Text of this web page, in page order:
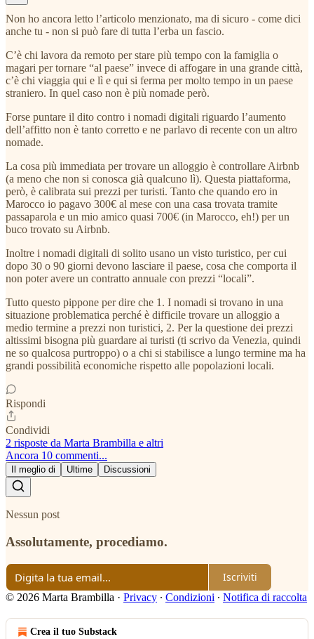
Non ho ancora letto l’articolo menzionato, ma di sicuro - come dici
anche tu - non si può fare di tutta l’erba un fascio.
C’è chi lavora da remoto per stare più tempo con la famiglia o
magari per tornare “al paese” invece di affogare in una grande città,
c’è chi viaggia qui e lì e qui si ferma per molto tempo in un paese
straniero. In quel caso non è più nomade però.
Forse puntare il dito contro i nomadi digitali riguardo l’aumento
dell’affitto non è tanto corretto e ne parlavo di recente con un altro
nomade.
La cosa più immediata per trovare un alloggio è controllare Airbnb
(a meno che non si conosca già qualcuno lì). Questa piattaforma,
però, è calibrata sui prezzi per turisti. Tanto che quando ero in
Marocco io pagavo 300€ al mese con una casa trovata tramite
passaparola e un mio amico quasi 700€ (in Marocco, eh!) per un
buco trovato su Airbnb.
Inoltre i nomadi digitali di solito usano un visto turistico, per cui
dopo 30 o 90 giorni devono lasciare il paese, cosa che comporta il
non poter avere un contratto annuale con prezzi “locali”.
Tutto questo pippone per dire che 1. I nomadi si trovano in una
situazione problematica perché è difficile trovare un alloggio a
medio termine a prezzi non turistici, 2. Per la questione dei prezzi
altissimi bisogna più guardare ai turisti (ti scrivo da Venezia, quindi
ne so qualcosa purtroppo) o a chi si stabilisce a lungo termine ma ha
grandi possibilità economiche rispetto alle popolazioni locali.
Rispondi
Condividi
2 risposte da Marta Brambilla e altri
Ancora 10 commenti...
Il meglio di Ultime Discussioni
Nessun post
Assolutamente, procediamo.
Iscriviti
© 2026 Marta Brambilla · Privacy ∙ Condizioni ∙ Notifica di raccolta
Crea il tuo Substack